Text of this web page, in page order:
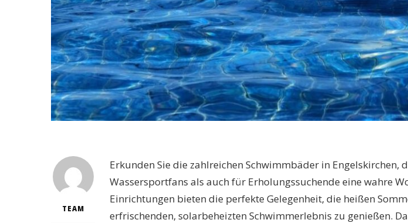
TEAM
Erkunden Sie die zahlreichen Schwimmbäder in Engelskirchen,
Wassersportfans als auch für Erholungssuchende eine wahre
Einrichtungen bieten die perfekte Gelegenheit, die heißen
erfrischenden, solarbeheizten Schwimmerlebnis zu genießen.